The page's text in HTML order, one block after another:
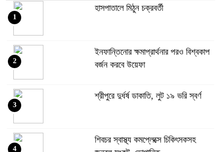
হাসপাতালে মিঠুন চক্রবর্তী
1
ইনফান্তিনোর ক্ষমাপ্রার্থনার পরও বিশ্বকাপ
বর্জন করবে উয়েফা
2
শ্রীপুরে দুর্ধর্ষ ডাকাতি, লুট ১৯ ভরি স্বর্ণ
3
শিবচর স্বাস্থ্য কমপ্লেক্সে চিকিৎসকসহ
4